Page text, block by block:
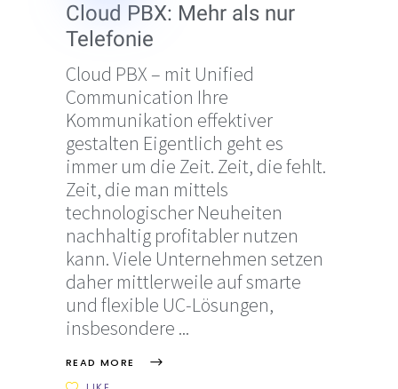
Cloud PBX: Mehr als nur
Telefonie
Cloud PBX – mit Unified
Communication Ihre
Kommunikation effektiver
gestalten Eigentlich geht es
immer um die Zeit. Zeit, die fehlt.
Zeit, die man mittels
technologischer Neuheiten
nachhaltig profitabler nutzen
kann. Viele Unternehmen setzen
daher mittlerweile auf smarte
und flexible UC-Lösungen,
insbesondere
READ MORE